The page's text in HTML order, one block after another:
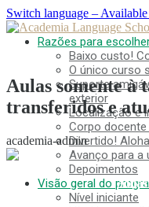
Switch language –
Razões para
Baixo custo!
O único curso
Suporte
exterior
Localização e
Corpo docente
Divertido!
Avanço para a
Depoimentos
Visão geral do
Nível iniciante
Aulas somente à
transferidos e
academia-admin
Aulas